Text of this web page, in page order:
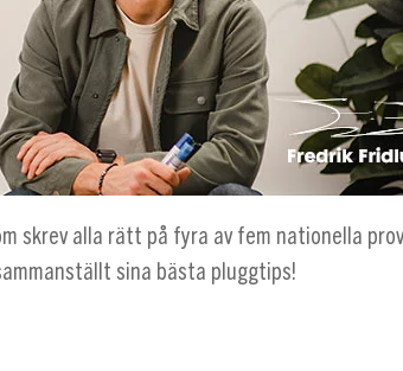
skrev alla rätt på fyra av fem nationella
sina bästa pluggtips!